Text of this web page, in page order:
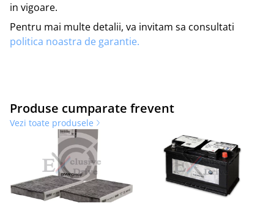
in vigoare.
Pentru mai multe detalii, va invitam sa consultati
politica noastra de garantie.
Produse cumparate frevent
Vezi toate produsele